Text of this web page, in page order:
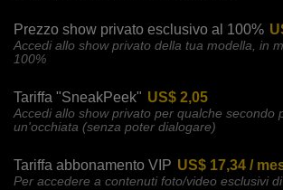
Prezzo show privato esclusivo al 100%
Accedi allo show privato della tua modella, in
100%
Tariffa "SneakPeek" US$ 2,05
Accedi allo show privato per qualche secondo
un'occhiata (senza poter dialogare)
Tariffa abbonamento VIP US$ 17,34 /
Per accedere a contenuti foto/video esclusivi di